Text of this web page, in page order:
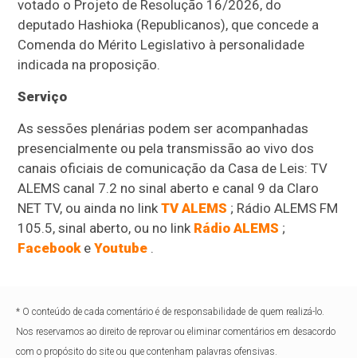
votado o Projeto de Resolução 16/2026, do
deputado Hashioka (Republicanos), que concede a
Comenda do Mérito Legislativo à personalidade
indicada na proposição.
Serviço
As sessões plenárias podem ser acompanhadas
presencialmente ou pela transmissão ao vivo dos
canais oficiais de comunicação da Casa de Leis: TV
ALEMS canal 7.2 no sinal aberto e canal 9 da Claro
NET TV, ou ainda no linkTV ALEMS ; Rádio ALEMS FM
105.5, sinal aberto, ou no link Rádio ALEMS ;
FacebookeYoutube .
* O conteúdo de cada comentário é de responsabilidade de quem realizá-lo.
Nos reservamos ao direito de reprovar ou eliminar comentários em desacordo
com o propósito do site ou que contenham palavras ofensivas.